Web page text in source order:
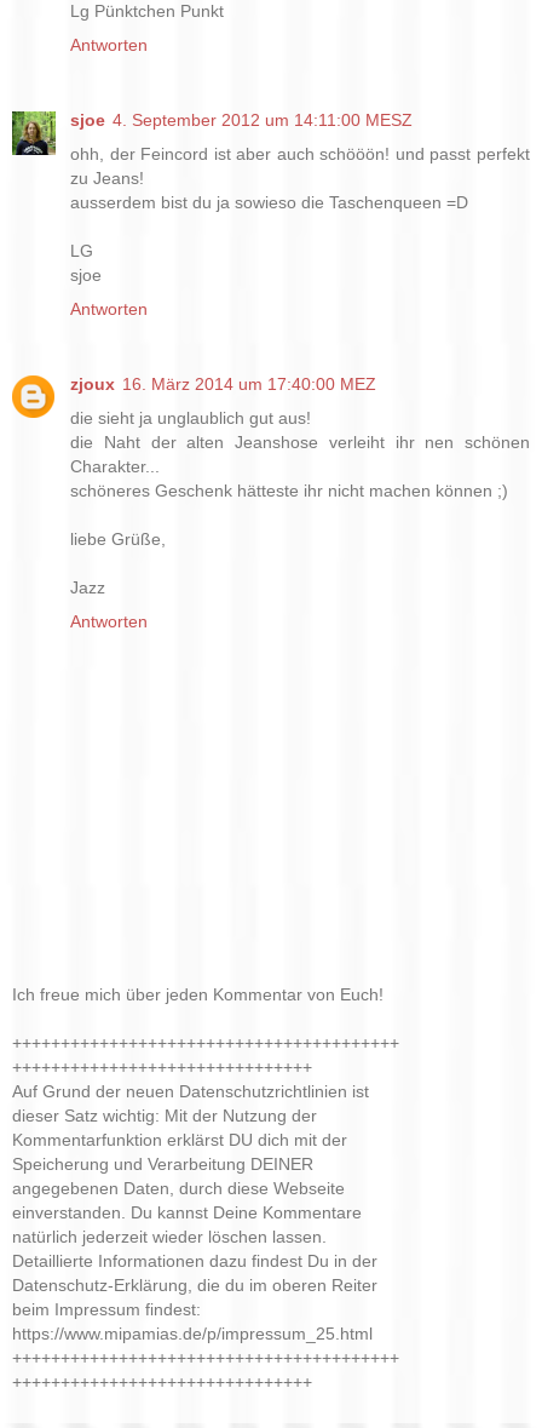
Lg Pünktchen Punkt
Antworten
sjoe 4. September 2012 um 14:11:00 MESZ
ohh, der Feincord ist aber auch schööön! und passt perfekt
zu Jeans!
ausserdem bist du ja sowieso die Taschenqueen =D
LG
sjoe
Antworten
zjoux 16. März 2014 um 17:40:00 MEZ
die sieht ja unglaublich gut aus!
die Naht der alten Jeanshose verleiht ihr nen schönen
Charakter...
schöneres Geschenk hätteste ihr nicht machen können ;)
liebe Grüße,
Jazz
Antworten
Ich freue mich über jeden Kommentar von Euch!
++++++++++++++++++++++++++++++++++++++++
+++++++++++++++++++++++++++++++
Auf Grund der neuen Datenschutzrichtlinien ist
dieser Satz wichtig: Mit der Nutzung der
Kommentarfunktion erklärst DU dich mit der
Speicherung und Verarbeitung DEINER
angegebenen Daten, durch diese Webseite
einverstanden. Du kannst Deine Kommentare
natürlich jederzeit wieder löschen lassen.
Detaillierte Informationen dazu findest Du in der
Datenschutz-Erklärung, die du im oberen Reiter
beim Impressum findest:
https://www.mipamias.de/p/impressum_25.html
++++++++++++++++++++++++++++++++++++++++
+++++++++++++++++++++++++++++++